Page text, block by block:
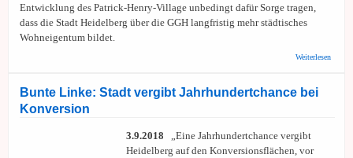
Entwicklung des Patrick-Henry-Village unbedingt dafür Sorge tragen,
dass die Stadt Heidelberg über die GGH langfristig mehr städtisches
Wohneigentum bildet.
Weiterlesen
Bunte Linke: Stadt vergibt Jahrhundertchance bei
Konversion
3.9.2018 „Eine Jahrhundertchance vergibt
Heidelberg auf den Konversionsflächen, vor